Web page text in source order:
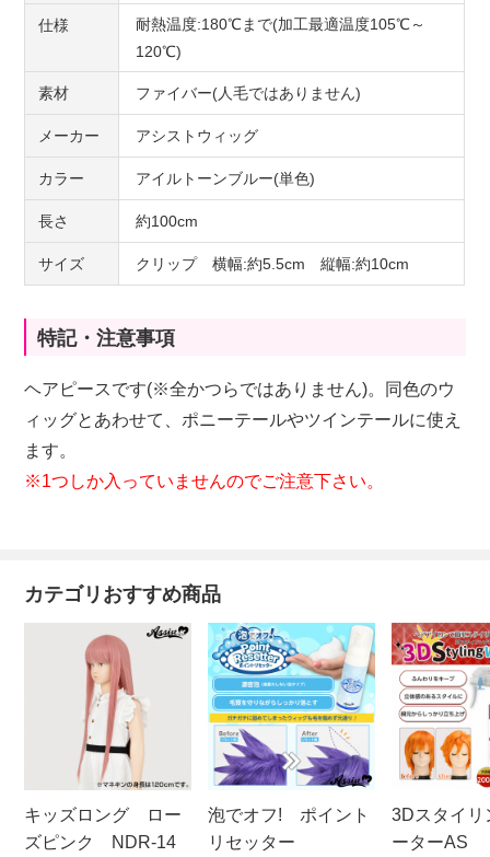
仕様
耐熱温度:180℃まで(加工最適温度105℃～
120℃)
素材 ファイバー(人毛ではありません)
メーカー アシストウィッグ
カラー アイルトーンブルー(単色)
長さ 約100cm
サイズ クリップ 横幅:約5.5cm 縦幅:約10cm
特記・注意事項
ヘアピースです(※全かつらではありません)。同色のウ
ィッグとあわせて、ポニーテールやツインテールに使え
ます。
※1つしか入っていませんのでご注意下さい。
カテゴリおすすめ商品
キッズロング ロー
ズピンク NDR-14
泡でオフ! ポイント
リセッター
3Dスタイリ
ーターAS